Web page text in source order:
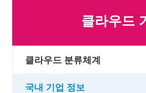
클라우드
클라우드 분류체계
국내 기업 정보